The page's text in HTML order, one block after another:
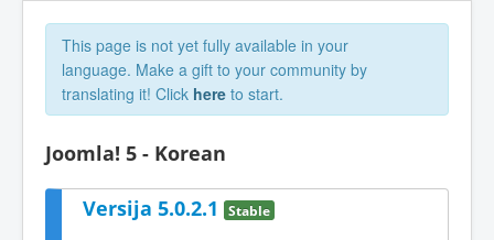
This page is not yet fully available in your
language. Make a gift to your community by
translating it! Click here to start.
Joomla! 5 - Korean
Versija 5.0.2.1 Stable